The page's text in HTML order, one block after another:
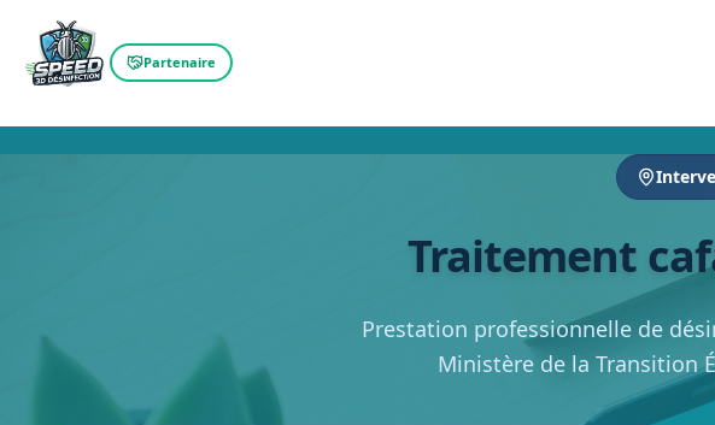
Partenaire
Traitement
Prestation professionnelle de
Ministère de la Transition